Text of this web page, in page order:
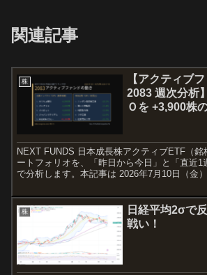
関連記事
株
【アクティブ
2083 週次分析
Ｏを +3,900株
ス週
NEXT FUNDS 日本成長株アクティブETF（銘
ートフォリオを、「昨日から今日」と「直近1
で分析します。本記事は 2026年7月10日（金
株
日経平均2σで
戦い！